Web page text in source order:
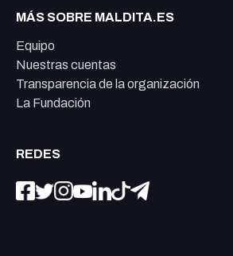
MÁS SOBRE MALDITA.ES
Equipo
Nuestras cuentas
Transparencia de la organización
La Fundación
REDES